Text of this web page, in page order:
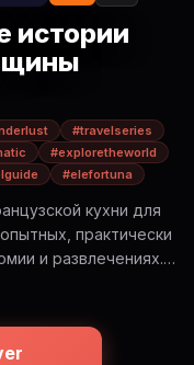
истории
#travelseries
#exploretheworld
#elefortuna
кухни для
практически
и развлечениях.
и иногда опасным
безопасно, а где